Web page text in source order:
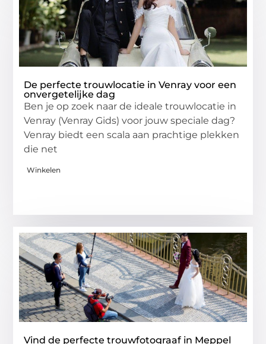
De perfecte trouwlocatie in Venray voor een
onvergetelijke dag
Ben je op zoek naar de ideale trouwlocatie in
Venray (Venray Gids) voor jouw speciale dag?
Venray biedt een scala aan prachtige plekken
die net
Winkelen
Vind de perfecte trouwfotograaf in Meppel